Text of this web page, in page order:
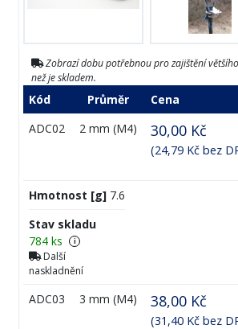
Zobrazí dobu potřebnou pro zajištění
než je skladem.
Kód Průměr
Cena
ADC02
2 mm (M4) 30,00 Kč
(24,79 Kč bez
Hmotnost [g] 7.6
Stav skladu
784 ks
i
Další
naskladnění
ADC03 3 mm (M4) 38,00 Kč
(31,40 Kč bez